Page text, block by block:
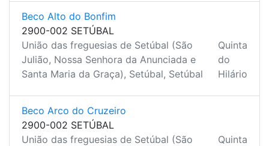
Beco Alto do Bonfim
2900-002 SETÚBAL
União das freguesias de Setúbal (São
Julião, Nossa Senhora da Anunciada e
Santa Maria da Graça), Setúbal, Setúbal
Quinta
do
Hilário
Beco Arco do Cruzeiro
2900-002 SETÚBAL
União das freguesias de Setúbal (São
Quinta